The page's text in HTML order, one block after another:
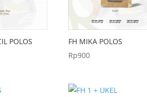
POLOS
FH MIKA POLOS
Rp900